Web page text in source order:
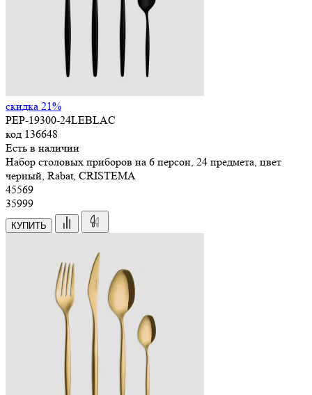
скидка 21%
PEP-19300-24LEBLAC
код 136648
Есть в наличии
Набор столовых приборов на 6 персон, 24 предмета, цвет
черный, Rabat, CRISTEMA
45569
35999
КУПИТЬ